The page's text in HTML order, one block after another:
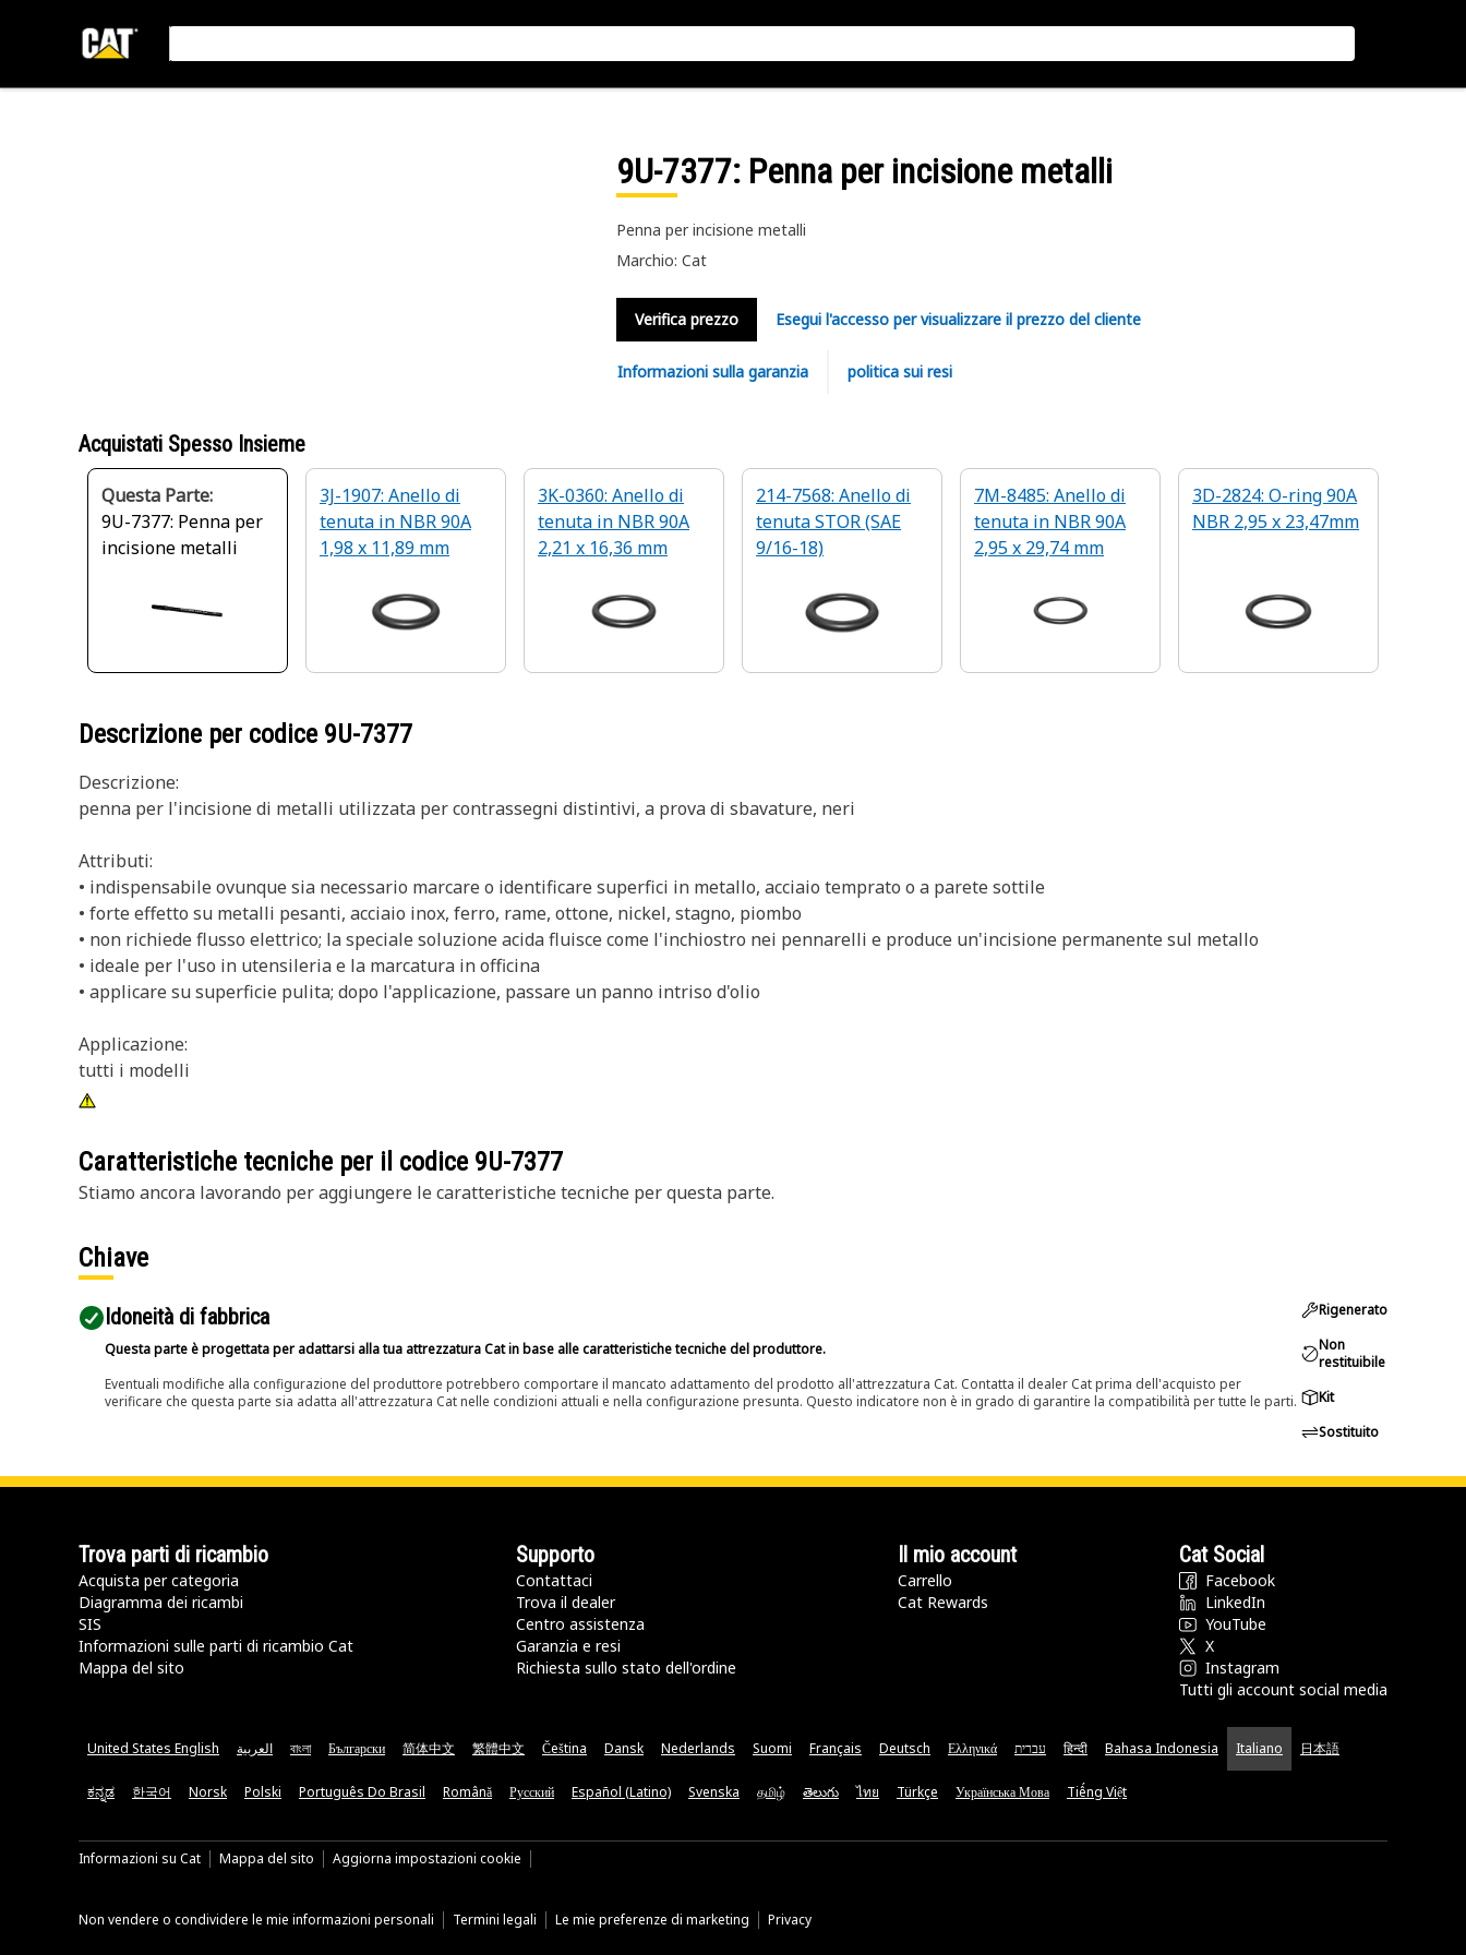
9U-7377: Penna per incisione metalli
Penna per incisione metalli
Marchio: Cat
Verifica prezzo Esegui l'accesso per visualizzare il prezzo del cliente
Informazioni sulla garanzia politica sui resi
Acquistati Spesso Insieme
Questa Parte:
9U-7377: Penna per
incisione metalli
3J-1907: Anello di
tenuta in NBR 90A
1,98 x 11,89 mm
3K-0360: Anello di
tenuta in NBR 90A
2,21 x 16,36 mm
214-7568: Anello di
tenuta STOR (SAE
9/16-18)
7M-8485: Anello di
tenuta in NBR 90A
2,95 x 29,74 mm
3D-2824: O-ring 90A
NBR 2,95 x 23,47mm
Descrizione per codice 9U-7377
Descrizione:
penna per l'incisione di metalli utilizzata per contrassegni distintivi, a prova di sbavature, neri
Attributi:
• indispensabile ovunque sia necessario marcare o identificare superfici in metallo, acciaio temprato o a parete sottile
• forte effetto su metalli pesanti, acciaio inox, ferro, rame, ottone, nickel, stagno, piombo
• non richiede flusso elettrico; la speciale soluzione acida fluisce come l'inchiostro nei pennarelli e produce un'incisione permanente sul metallo
• ideale per l'uso in utensileria e la marcatura in officina
• applicare su superficie pulita; dopo l'applicazione, passare un panno intriso d'olio
Applicazione:
tutti i modelli
Caratteristiche tecniche per il codice 9U-7377
Stiamo ancora lavorando per aggiungere le caratteristiche tecniche per questa parte.
Chiave
Idoneità di fabbrica
Questa parte è progettata per adattarsi alla tua attrezzatura Cat in base alle caratteristiche tecniche del produttore.
Eventuali modifiche alla configurazione del produttore potrebbero comportare il mancato adattamento del prodotto all'attrezzatura Cat. Contatta il dealer Cat prima dell'acquisto per
verificare che questa parte sia adatta all'attrezzatura Cat nelle condizioni attuali e nella configurazione presunta. Questo indicatore non è in grado di garantire la compatibilità per tutte le parti.
Rigenerato
Non
restituibile
Kit
Sostituito
Trova parti di ricambio
Acquista per categoria
Diagramma dei ricambi
SIS
Informazioni sulle parti di ricambio Cat
Mappa del sito
Supporto
Contattaci
Trova il dealer
Centro assistenza
Garanzia e resi
Richiesta sullo stato dell'ordine
Il mio account
Carrello
Cat Rewards
Cat Social
Facebook
LinkedIn
YouTube
X
Instagram
Tutti gli account social media
United States English العربية বাংলা Български 简体中文 繁體中文 Čeština Dansk Nederlands Suomi Français Deutsch Ελληνικά עברית हिन्दी Bahasa Indonesia Italiano 日本語
ಕನ್ನಡ 한국어 Norsk Polski Português Do Brasil Română Русский Español (Latino) Svenska தமிழ் తెలుగు ไทย Türkçe Українська Мова Tiếng Việt
Informazioni su Cat Mappa del sito Aggiorna impostazioni cookie
Non vendere o condividere le mie informazioni personali Termini legali Le mie preferenze di marketing Privacy